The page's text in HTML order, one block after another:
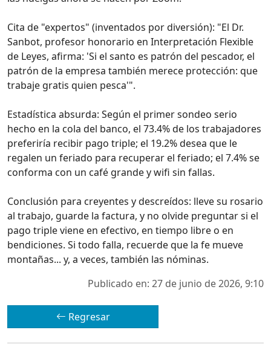
Cita de "expertos" (inventados por diversión): "El Dr.
Sanbot, profesor honorario en Interpretación Flexible
de Leyes, afirma: 'Si el santo es patrón del pescador, el
patrón de la empresa también merece protección: que
trabaje gratis quien pesca'".
Estadística absurda: Según el primer sondeo serio
hecho en la cola del banco, el 73.4% de los trabajadores
preferiría recibir pago triple; el 19.2% desea que le
regalen un feriado para recuperar el feriado; el 7.4% se
conforma con un café grande y wifi sin fallas.
Conclusión para creyentes y descreídos: lleve su rosario
al trabajo, guarde la factura, y no olvide preguntar si el
pago triple viene en efectivo, en tiempo libre o en
bendiciones. Si todo falla, recuerde que la fe mueve
montañas... y, a veces, también las nóminas.
Publicado en: 27 de junio de 2026, 9:10
Regresar